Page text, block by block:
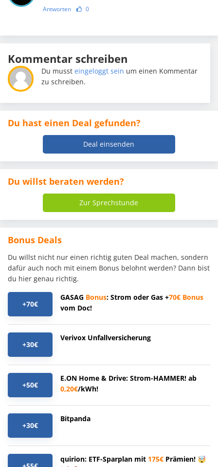
Antworten 0
Kommentar schreiben
Du mussteingeloggt sein um einen Kommentar
zu schreiben.
Du hast einen Deal gefunden?
Deal einsenden
Du willst beraten werden?
Zur Sprechstunde
Bonus Deals
Du willst nicht nur einen richtig guten Deal machen, sondern
dafür auch noch mit einem Bonus belohnt werden? Dann bist
du hier genau richtig.
+70€
GASAG Bonus: Strom oder Gas +70€ Bonus
vom Doc!
+30€
Verivox Unfallversicherung
+50€
E.ON Home & Drive: Strom-HAMMER! ab
0,20€/kWh!
+30€
Bitpanda
quirion: ETF-Sparplan mit 175€ Prämien! 🤯